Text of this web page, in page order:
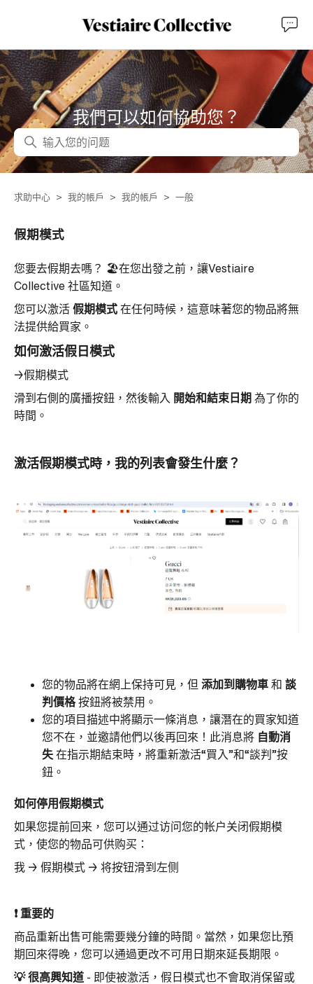
我們可以如何協助您？
搜尋
求助中心 我的帳戶 我的帳戶 一般
假期模式
您要去假期去嗎？ 🏖️在您出發之前，讓Vestiaire
Collective 社區知道。
您可以激活 假期模式 在任何時候，這意味著您的物品將無
法提供給買家。
如何激活假日模式
→假期模式
滑到右側的廣播按鈕，然後輸入 開始和結束日期 為了你的
時間。
激活假期模式時，我的列表會發生什麼？
您的物品將在網上保持可見，但 添加到購物車 和 談
判價格按鈕將被禁用。
您的項目描述中將顯示一條消息，讓潛在的買家知道
您不在，並邀請他們以後再回來！此消息將 自動消
失 在指示期結束時，將重新激活“買入”和“談判”按
鈕。
如何停用假期模式
如果您提前回来，您可以通过访问您的帐户关闭假期模
式，使您的物品可供购买：
我 → 假期模式 → 将按钮滑到左侧
❗重要的
商品重新出售可能需要幾分鐘的時間。當然，如果您比預
期回來得晚，您可以通過更改不可用日期來延長期限。
💡很高興知道 - 即使被激活，假日模式也不會取消保留或